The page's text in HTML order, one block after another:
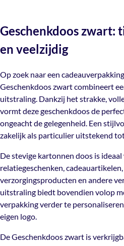
Kleur Zwart
Karton
Verpakt Per 15 stuks
€15 naar bestellingen in België
Gratis verzending vanaf €300
Mail ons
Geschenkdoos zwart combineert
uitstraling. Dankzij het strakke,
vormt deze geschenkdoos de
zowel zakelijk als particulier
komt.
De stevige kartonnen doos is
van relatiegeschenken,
verzorgingsproducten en andere
mogelijkheden om de verpakking
personaliseren met linten, stickers
De Geschenkdoos zwart is
formaten, zodat er altijd een
beschikbaar is. Een elegante en
verzorgde manier wil presenteren.
Geschenkdoos zwart:
en veelzijdig
Op zoek naar een
Geschenkdoos zwart combineert
uitstraling. Dankzij het strakke,
vormt deze geschenkdoos de
ongeacht de gelegenheid. Een
zakelijk als particulier uitstekend
De stevige kartonnen doos is
relatiegeschenken,
verzorgingsproducten en andere
uitstraling biedt bovendien volop
verpakking verder te
eigen logo.
De Geschenkdoos zwart is